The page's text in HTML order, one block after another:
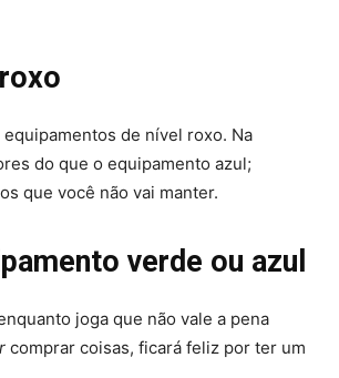
de nível roxo. Na
do que o equipamento azul;
que você não vai manter.
verde ou azul
joga que não vale a pena
comprar coisas, ficará feliz por ter um